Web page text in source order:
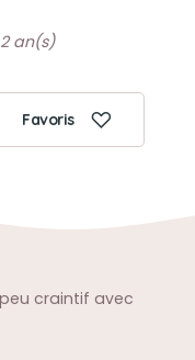
an(s)
Favoris
craintif avec